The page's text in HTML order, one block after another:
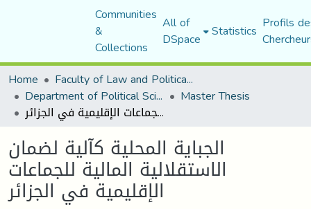
Communities
&
Collections
All of
DSpace Statistics Profils
Home
Faculty of Law and Political Science
Department of Political Sciences Master Thesis
الجباية المحلية كآلية لضمان الاستقلالية المالية للجماعات الإقليمية في الجزائر
الجباية المحلية كآلية لضمان
الاستقلالية المالية للجماعات
الإقليمية في الجزائر